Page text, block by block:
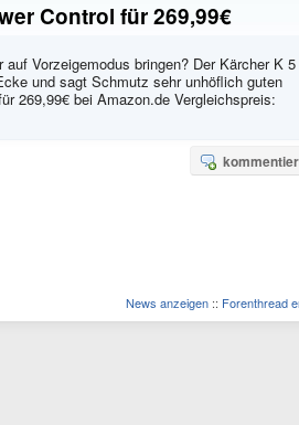
Control für 269,99€
Vorzeigemodus bringen? Der Kärcher K 5
und sagt Schmutz sehr unhöflich guten
269,99€ bei Amazon.de Vergleichspreis:
News anzeigen :: Forenthread